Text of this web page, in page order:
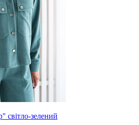
світло-зелений